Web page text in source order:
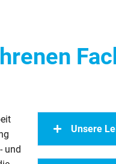
und
Unsere